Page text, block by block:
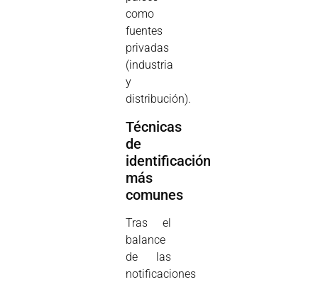
como
fuentes
privadas
(industria
y
distribución).
Técnicas
de
identificación
más
comunes
Tras el
balance
de las
notificaciones